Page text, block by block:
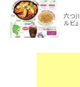
六つ
ルビ』